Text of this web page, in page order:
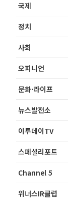
국제
정치
사회
오피니언
문화·라이프
뉴스발전소
이투데이TV
스페셜리포트
Channel 5
위너스IR클럽